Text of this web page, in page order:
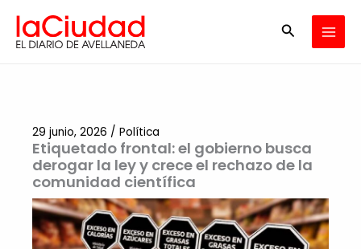
contenido
Buscar
Etiquetado frontal: el gobierno busca
derogar la ley y crece el rechazo de la
comunidad científica
29 junio, 2026 / Política